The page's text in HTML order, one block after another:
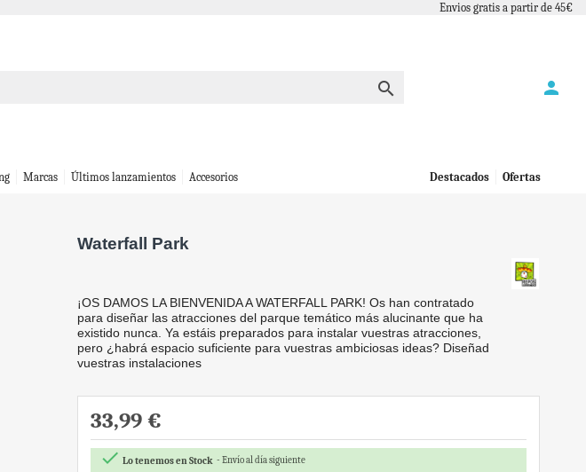
Envios gratis a partir de 45€
 person
Marcas Últimos lanzamientos Accesorios Destacados Ofertas
Waterfall Park
¡OS DAMOS LA BIENVENIDA A WATERFALL PARK! Os han contratado
para diseñar las atracciones del parque temático más alucinante que ha
existido nunca. Ya estáis preparados para instalar vuestras atracciones,
pero ¿habrá espacio suficiente para vuestras ambiciosas ideas? Diseñad
vuestras instalaciones
33,99 €
 Lo tenemos en Stock Envío al día siguiente